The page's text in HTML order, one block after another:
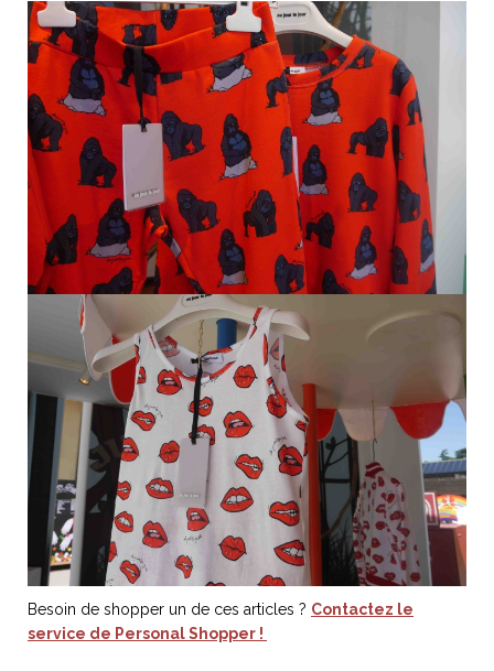
Besoin de shopper un de ces articles ? Contactez le
service de Personal Shopper !